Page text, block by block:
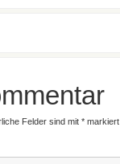
Felder sind mit * markiert